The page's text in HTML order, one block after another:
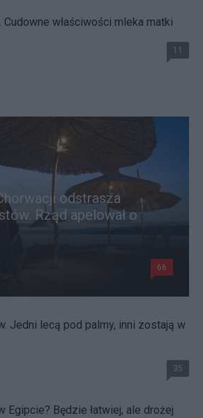
właściwości mleka matki
11
odstrasza
Rząd apelował o
66
Jedni lecą pod palmy, inni zostają w
35
Egipcie? Będzie łatwiej, ale drożej